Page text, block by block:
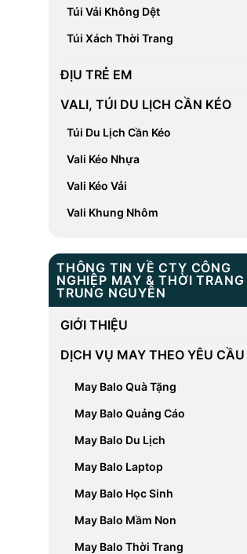
Túi Vải Không Dệt
Túi Xách Thời Trang
ĐỊU TRẺ EM
VALI, TÚI DU LỊCH CẦN KÉO
Túi Du Lịch Cần Kéo
Vali Kéo Nhựa
Vali Kéo Vải
Vali Khung Nhôm
THÔNG TIN VỀ CTY CÔNG
NGHIỆP MAY & THỜI TRANG
TRUNG NGUYÊN
GIỚI THIỆU
DỊCH VỤ MAY THEO YÊU CẦU
May Balo Quà Tặng
May Balo Quảng Cáo
May Balo Du Lịch
May Balo Laptop
May Balo Học Sinh
May Balo Mầm Non
May Balo Thời Trang